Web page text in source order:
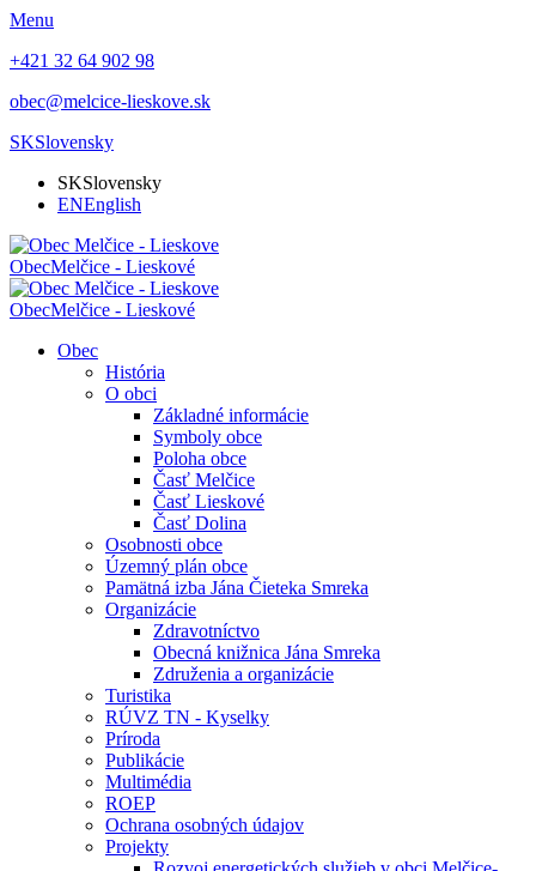
Menu
+421 32 64 902 98
obec@melcice-lieskove.sk
SKSlovensky
SKSlovensky
ENEnglish
ObecMelčice - Lieskové
ObecMelčice - Lieskové
Obec
História
O obci
Základné informácie
Symboly obce
Poloha obce
Časť Melčice
Časť Lieskové
Časť Dolina
Osobnosti obce
Územný plán obce
Pamätná izba Jána Čieteka Smreka
Organizácie
Zdravotníctvo
Obecná knižnica Jána Smreka
Združenia a organizácie
Turistika
RÚVZ TN - Kyselky
Príroda
Publikácie
Multimédia
ROEP
Ochrana osobných údajov
Projekty